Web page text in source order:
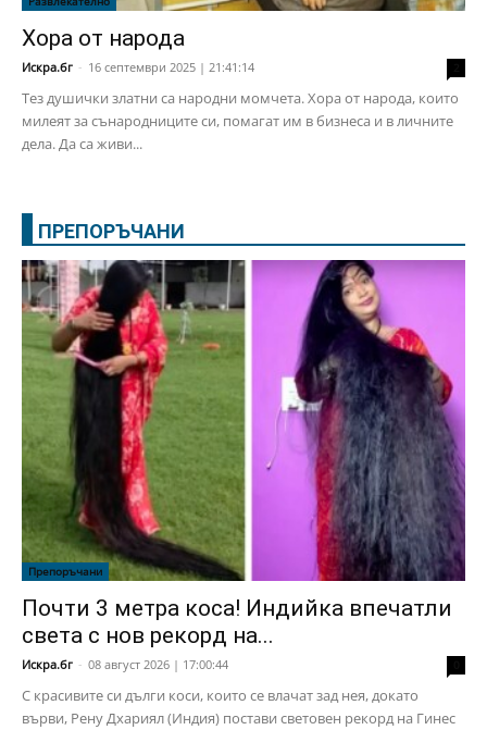
Хора от народа
Искра.бг - 16 септември 2025 | 21:41:14
Тез душички златни са народни момчета. Хора от народа, които
милеят за сънародниците си, помагат им в бизнеса и в личните
дела. Да са живи...
ПРЕПОРЪЧАНИ
Препоръчани
Почти 3 метра коса! Индийка впечатли
света с нов рекорд на...
Искра.бг - 08 август 2026 | 17:00:44
С красивите си дълги коси, които се влачат зад нея, докато
върви, Рену Дхариял (Индия) постави световен рекорд на Гинес